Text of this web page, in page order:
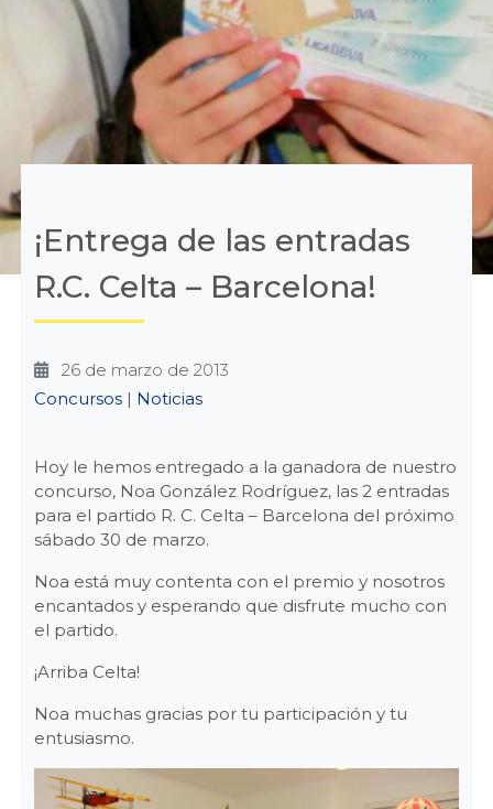
¡Entrega de las entradas
R.C. Celta – Barcelona!
26 de marzo de 2013
Categories
Concursos| Noticias
Hoy le hemos entregado a la ganadora de nuestro
concurso, Noa González Rodríguez, las 2 entradas
para el partido R. C. Celta – Barcelona del próximo
sábado 30 de marzo.
Noa está muy contenta con el premio y nosotros
encantados y esperando que disfrute mucho con
el partido.
¡Arriba Celta!
Noa muchas gracias por tu participación y tu
entusiasmo.